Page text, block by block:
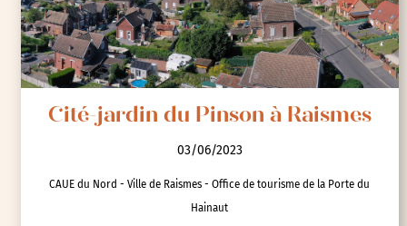
Cité-jardin du Pinson à Raismes
03/06/2023
CAUE du Nord - Ville de Raismes - Office de tourisme de la Porte du
Hainaut